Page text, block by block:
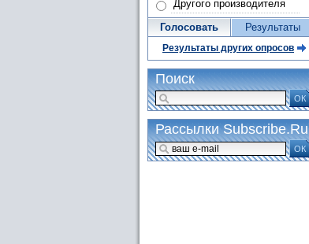
Другого производителя
Голосовать Результаты
Результаты других опросов
Поиск
ОК
Рассылки Subscribe.Ru
ОК